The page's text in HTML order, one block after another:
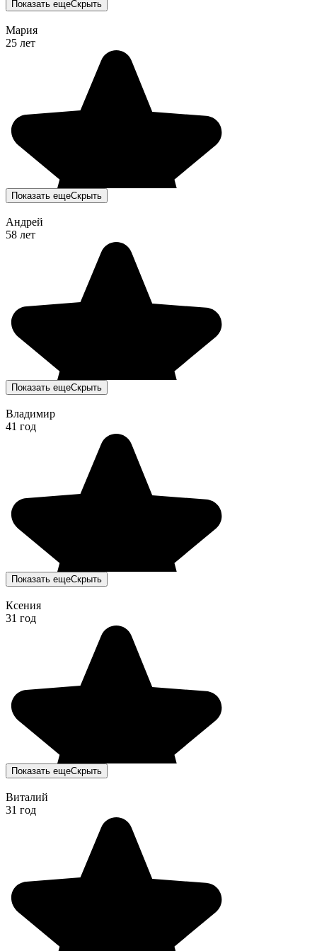
Показать ещеСкрыть
Мария
25 лет
Показать ещеСкрыть
Андрей
58 лет
Показать ещеСкрыть
Владимир
41 год
Показать ещеСкрыть
Ксения
31 год
Показать ещеСкрыть
Виталий
31 год